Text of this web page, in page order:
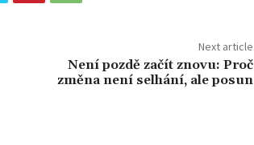
Next article
Není pozdě začít znovu: Proč
změna není selhání, ale posun